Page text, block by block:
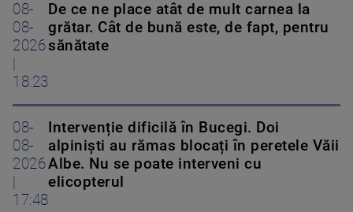
08-
08-
2026
18:23
De ce ne place atât de mult carnea la
grătar. Cât de bună este, de fapt, pentru
sănătate
08-
08-
2026
17:48
Intervenție dificilă în Bucegi. Doi
alpiniști au rămas blocați în peretele Văii
Albe. Nu se poate interveni cu
elicopterul